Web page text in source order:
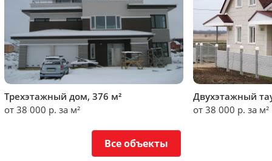
Трехэтажный дом, 376 м²
от 38 000 р. за м²
Двухэтажный
от 38 000 р. за м²
Все объекты